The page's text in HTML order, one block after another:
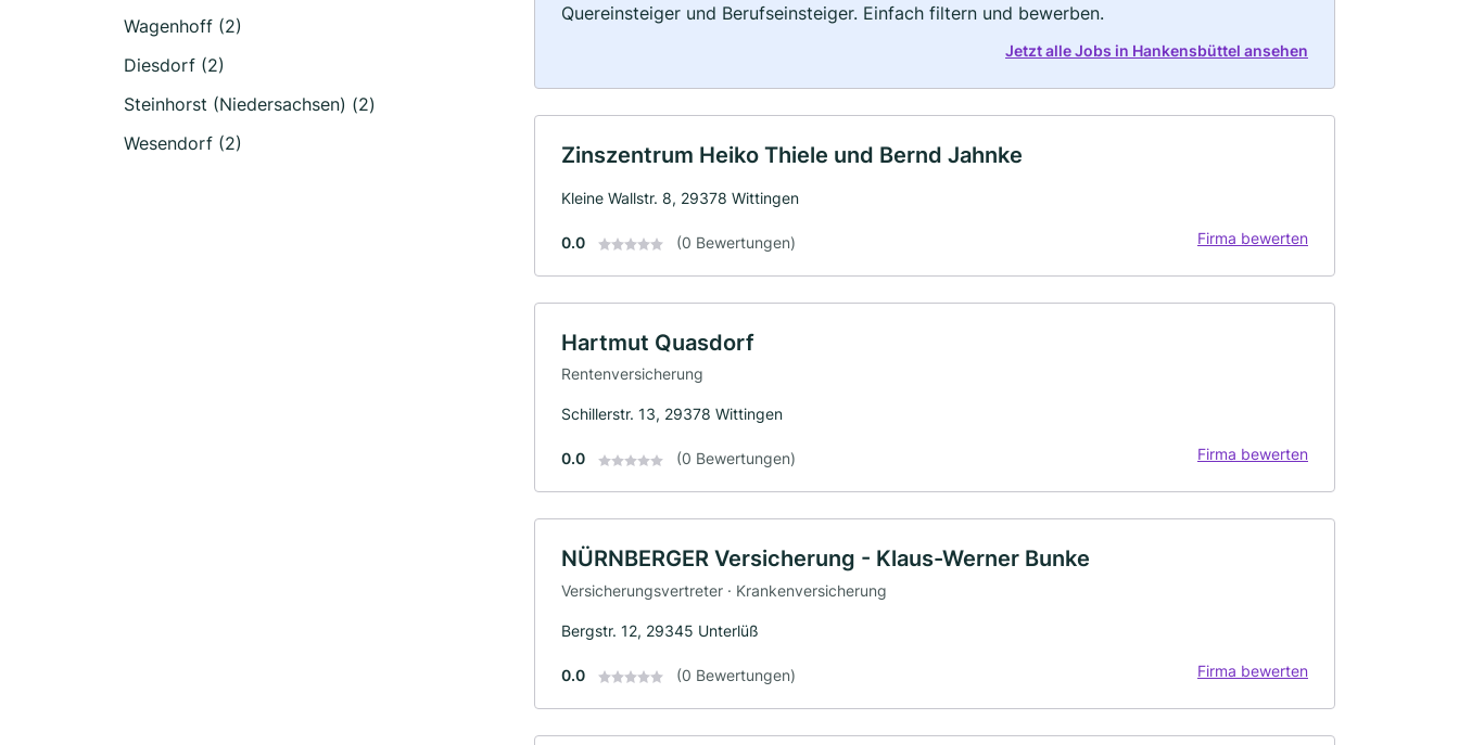
Wagenhoff (2)
Diesdorf (2)
Steinhorst (Niedersachsen) (2)
Wesendorf (2)
Quereinsteiger und Berufseinsteiger. Einfach filtern und bewerben.
Jetzt alle Jobs in Hankensbüttel ansehen
Zinszentrum Heiko Thiele und Bernd Jahnke
Kleine Wallstr. 8, 29378 Wittingen
0.0 (0 Bewertungen) Firma bewerten
Hartmut Quasdorf
Rentenversicherung
Schillerstr. 13, 29378 Wittingen
0.0 (0 Bewertungen) Firma bewerten
NÜRNBERGER Versicherung - Klaus-Werner Bunke
Versicherungsvertreter · Krankenversicherung
Bergstr. 12, 29345 Unterlüß
0.0 (0 Bewertungen) Firma bewerten